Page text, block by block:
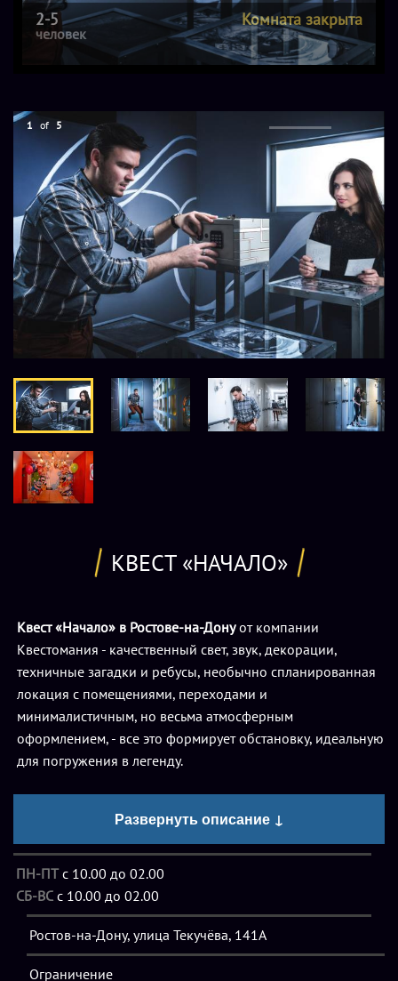
2-5
человек
Комната закрыта
1 of 5
КВЕСТ «НАЧАЛО»
Квест «Начало» в Ростове-на-Донуот компании
Квестомания - качественный свет, звук, декорации,
техничные загадки и ребусы, необычно спланированная
локация с помещениями, переходами и
минималистичным, но весьма атмосферным
оформлением, - все это формирует обстановку, идеальную
для погружения в легенду.
работают только профессионалы. Уютная зона отдыха,
где можно выпить чашечку кофе и обсудить с друзьями
подробности пережитого приключения или подождать
своей очереди, приветливые администраторы и
качественное введение в историю квеста сходу
формируют положительное впечатление. Игроки
Развернуть описание ↓
ПН-ПТс 10.00 до 02.00
СБ-ВС с 10.00 до 02.00
Ростов-на-Дону, улица Текучёва, 141А
Ограничение